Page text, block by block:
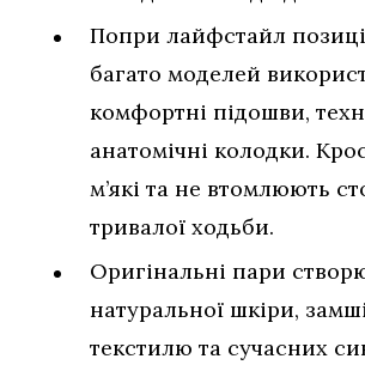
Попри лайфстайл
багато моделей
комфортні підошви,
анатомічні колодки.
м’які та не втомлюють
тривалої ходьби.
Оригінальні пари
натуральної шкіри,
текстилю та сучасних